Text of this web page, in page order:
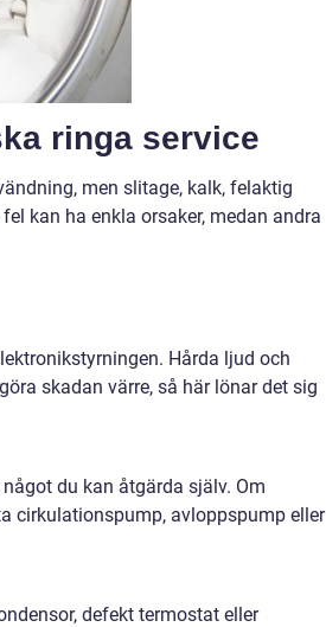
ringa service
men slitage, kalk, felaktig
kan ha enkla orsaker, medan andra
Hårda ljud och
skadan värre, så här lönar det sig
du kan åtgärda själv. Om
cirkulationspump, avloppspump eller
defekt termostat eller